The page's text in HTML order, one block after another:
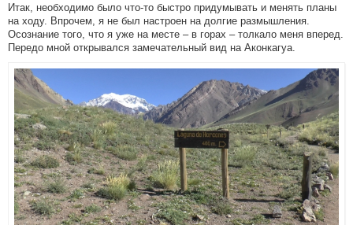
Итак, необходимо было что-то быстро придумывать и менять планы
на ходу. Впрочем, я не был настроен на долгие размышления.
Осознание того, что я уже на месте – в горах – толкало меня вперед.
Передо мной открывался замечательный вид на Аконкагуа.